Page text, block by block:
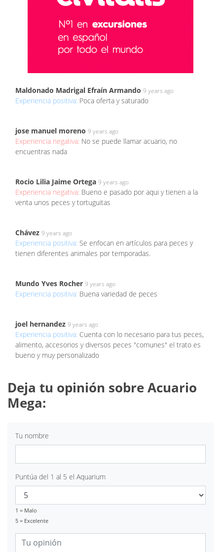
Maldonado Madrigal Efraín Armando 9 years ago
Experiencia positiva: Poca oferta y saturado
jose manuel moreno 9 years ago
Experiencia negativa: No se puede llamar acuario, no
encuentras nada
Rocio Lilia Jaime Ortega 9 years ago
Experiencia negativa: Bueno e pasado por aqui y tienen a la
venta unos peces y tortuguitas
Chávez 9 years ago
Experiencia positiva: Se enfocan en artículos para peces y
tienen diferentes animales por temporadas.
Mundo Yves Rocher 9 years ago
Experiencia positiva: Buena variedad de peces
joel hernandez 9 years ago
Experiencia positiva: Cuenta con lo necesario para tus peces,
alimento, accesorios y diversos peces "comunes" el trato es
bueno y muy personalizado
Deja tu opinión sobre Acuario
Mega:
Tu nombre
Puntúa del 1 al 5 el Aquarium
1 = Malo
5 = Excelente